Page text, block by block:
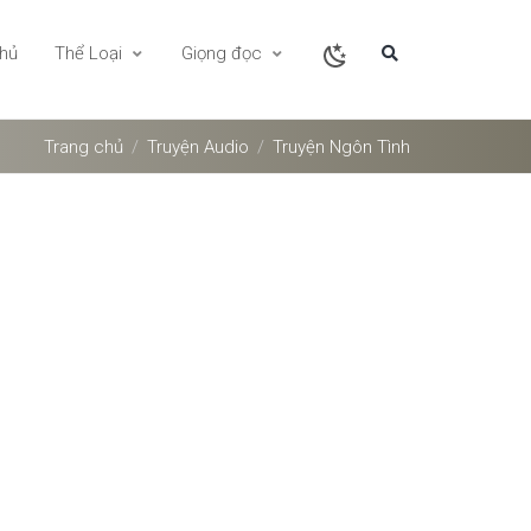
Thể Loại Giọng đọc
Trang chủ Truyện Audio Truyện Ngôn Tình